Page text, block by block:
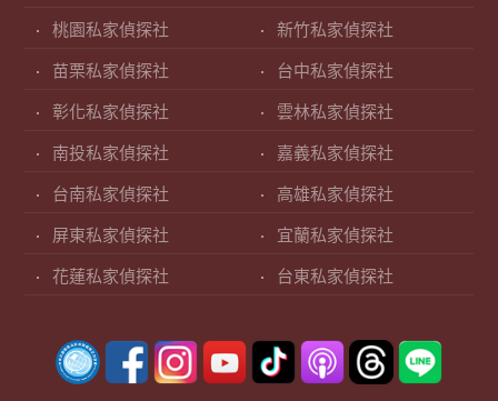
桃園私家偵探社 新竹私家偵探社
苗栗私家偵探社 台中私家偵探社
彰化私家偵探社 雲林私家偵探社
南投私家偵探社 嘉義私家偵探社
台南私家偵探社 高雄私家偵探社
屏東私家偵探社 宜蘭私家偵探社
花蓮私家偵探社 台東私家偵探社